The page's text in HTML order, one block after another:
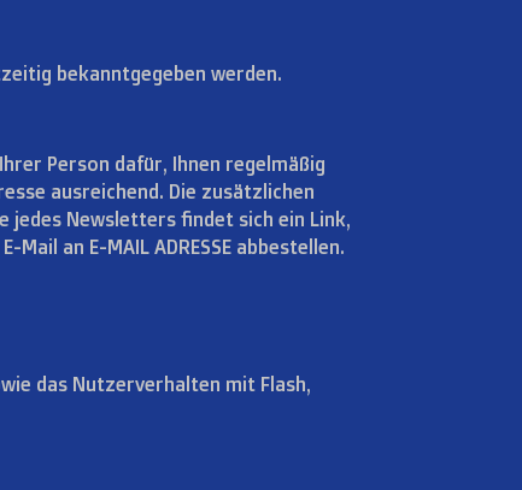
bekanntgegeben werden.
Person dafür, Ihnen regelmäßig
ausreichend. Die zusätzlichen
jedes Newsletters findet sich ein Link,
an E-MAIL ADRESSE abbestellen.
das Nutzerverhalten mit Flash,